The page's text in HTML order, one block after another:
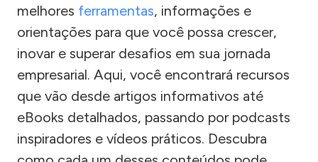
melhores ferramentas, informações e
orientações para que você possa crescer,
inovar e superar desafios em sua jornada
empresarial. Aqui, você encontrará recursos
que vão desde artigos informativos até
eBooks detalhados, passando por podcasts
inspiradores e vídeos práticos. Descubra